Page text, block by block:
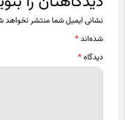
نشانی ایمیل شما منتشر نخواهد
شده‌اند*
دیدگاه*